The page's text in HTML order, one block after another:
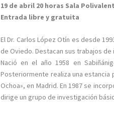
19 de abril 20 horas Sala
Entrada libre y gratuita
El Dr. Carlos López Otín es desde
de Oviedo. Destacan sus trabajos
Nació en el año 1958 en
Posteriormente realiza una estancia
Ochoa», en Madrid. En 1987 se
dirige un grupo de investigación